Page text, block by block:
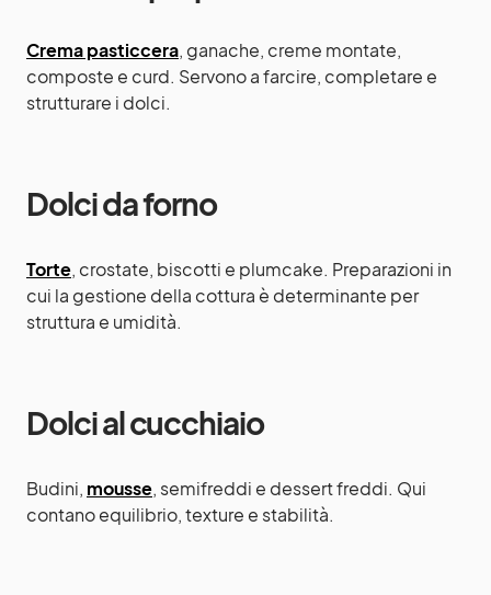
Crema pasticcera, ganache, creme montate,
composte e curd. Servono a farcire, completare e
strutturare i dolci.
Dolci da forno
Torte, crostate, biscotti e plumcake. Preparazioni in
cui la gestione della cottura è determinante per
struttura e umidità.
Dolci al cucchiaio
Budini, mousse, semifreddi e dessert freddi. Qui
contano equilibrio, texture e stabilità.